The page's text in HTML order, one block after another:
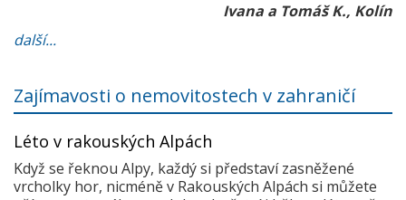
Ivana a Tomáš K., Kolín
další...
Zajímavosti o nemovitostech v zahraničí
Léto v rakouských Alpách
Když se řeknou Alpy, každý si představí zasněžené
vrcholky hor, nicméně v Rakouských Alpách si můžete